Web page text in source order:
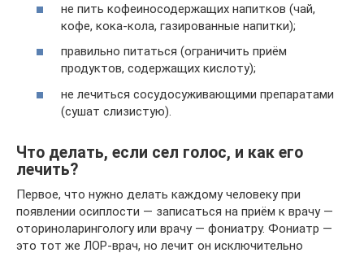
не пить кофеиносодержащих напитков (чай,
кофе, кока-кола, газированные напитки);
правильно питаться (ограничить приём
продуктов, содержащих кислоту);
не лечиться сосудосуживающими препаратами
(сушат слизистую).
Что делать, если сел голос, и как его
лечить?
Первое, что нужно делать каждому человеку при
появлении осиплости — записаться на приём к врачу —
оториноларингологу или врачу — фониатру. Фониатр —
это тот же ЛОР-врач, но лечит он исключительно